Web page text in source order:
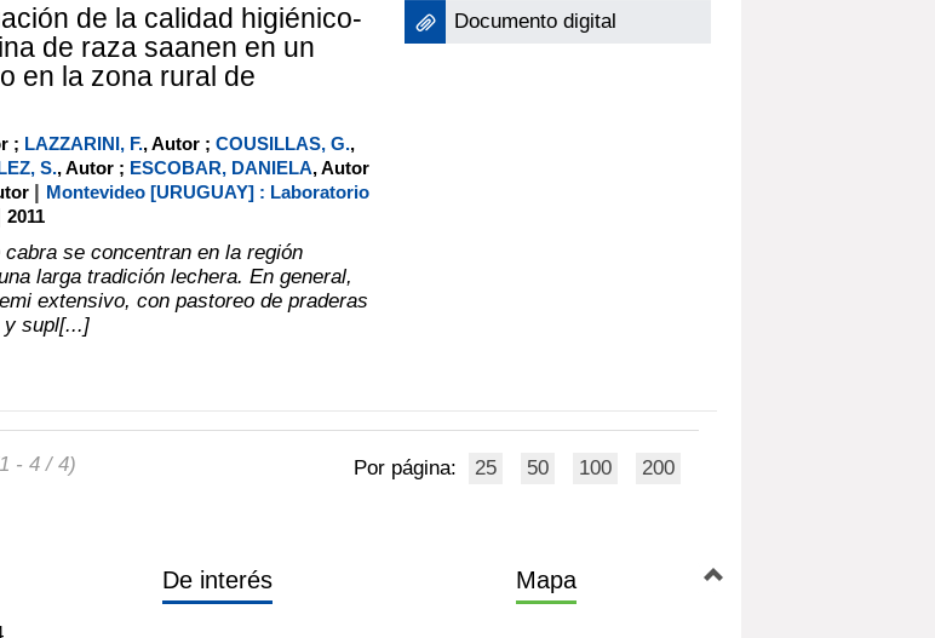
de la calidad higiénico-
de raza saanen en un
en la zona rural de
; LAZZARINI, F., Autor ; COUSILLAS, G.,
S., Autor ; ESCOBAR, DANIELA, Autor
| Montevideo [URUGUAY] : Laboratorio
2011
se concentran en la región
larga tradición lechera. En general,
extensivo, con pastoreo de praderas
y supl[...]
Documento digital
- 4 / 4) Por página: 25 50 100 200
De interés Mapa